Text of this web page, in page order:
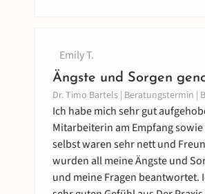
Emily T.
Ängste und Sorgen
Dr. Timo Bartels | Beratungstermin |
Ich habe mich sehr gut
Mitarbeiterin am Empfang sowie
selbst waren sehr nett und
wurden all meine Ängste und
und meine Fragen beantwortet.